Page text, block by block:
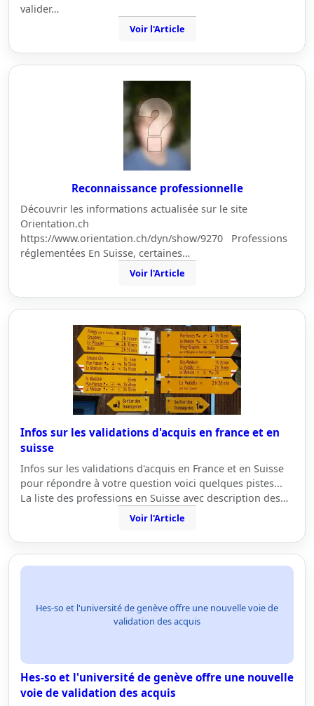
valider…
Voir l'Article
Reconnaissance professionnelle
Découvrir les informations actualisée sur le site
Orientation.ch
https://www.orientation.ch/dyn/show/9270 Professions
réglementées En Suisse, certaines…
Voir l'Article
Infos sur les validations d'acquis en france et en
suisse
Infos sur les validations d'acquis en France et en Suisse
pour répondre à votre question voici quelques pistes...
La liste des professions en Suisse avec description des…
Voir l'Article
Hes-so et l'université de genève offre une nouvelle voie de
validation des acquis
Hes-so et l'université de genève offre une nouvelle
voie de validation des acquis